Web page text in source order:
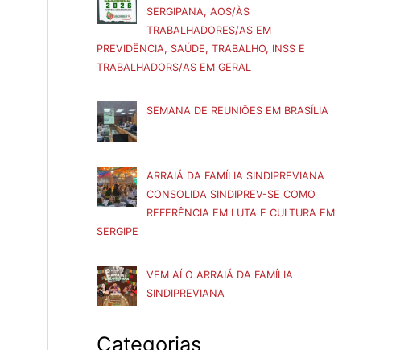
SERGIPANA, AOS/ÀS
TRABALHADORES/AS EM
PREVIDÊNCIA, SAÚDE, TRABALHO, INSS E
TRABALHADORS/AS EM GERAL
SEMANA DE REUNIÕES EM BRASÍLIA
ARRAIÁ DA FAMÍLIA SINDIPREVIANA
CONSOLIDA SINDIPREV-SE COMO
REFERÊNCIA EM LUTA E CULTURA EM
SERGIPE
VEM AÍ O ARRAIÁ DA FAMÍLIA
SINDIPREVIANA
Categorias